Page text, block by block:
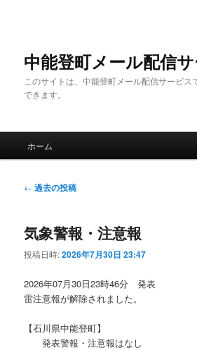
中能登町メール配信
このサイトは、中能登町メール配信サービス
できます。
ホーム
投
ビ
ゲ
ー
ョ
ン
← 過去の投稿
気象警報・注意報
投稿日時:2026年7月30日 23:47
2026年07月30日23時46分 発表
雷注意報が解除されました。
【石川県中能登町】
発表警報・注意報はなし